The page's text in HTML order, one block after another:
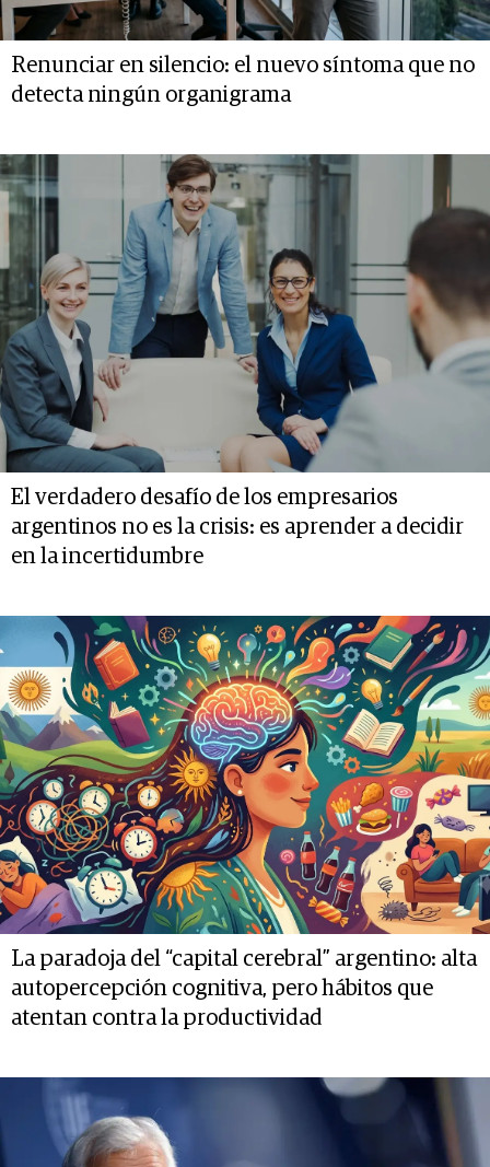
Renunciar en silencio: el nuevo síntoma que no
detecta ningún organigrama
El verdadero desafío de los empresarios
argentinos no es la crisis: es aprender a decidir
en la incertidumbre
La paradoja del “capital cerebral” argentino: alta
autopercepción cognitiva, pero hábitos que
atentan contra la productividad